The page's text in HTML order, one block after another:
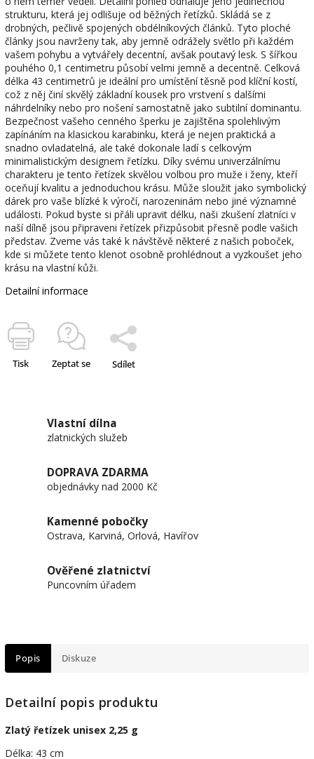
strukturu, která jej odlišuje od běžných řetízků. Skládá se z
drobných, pečlivě spojených obdélníkových článků. Tyto ploché
články jsou navrženy tak, aby jemně odrážely světlo při každém
vašem pohybu a vytvářely decentní, avšak poutavý lesk. S šířkou
pouhého 0,1 centimetru působí velmi jemně a decentně. Celková
délka 43 centimetrů je ideální pro umístění těsně pod klíční kostí,
což z něj činí skvělý základní kousek pro vrstvení s dalšími
náhrdelníky nebo pro nošení samostatně jako subtilní dominantu.
Bezpečnost vašeho cenného šperku je zajištěna spolehlivým
zapínáním na klasickou karabinku, která je nejen praktická a
snadno ovladatelná, ale také dokonale ladí s celkovým
minimalistickým designem řetízku. Díky svému univerzálnímu
charakteru je tento řetízek skvělou volbou pro muže i ženy, kteří
oceňují kvalitu a jednoduchou krásu. Může sloužit jako symbolický
dárek pro vaše blízké k výročí, narozeninám nebo jiné významné
události. Pokud byste si přáli upravit délku, naši zkušení zlatníci v
naší dílně jsou připraveni řetízek přizpůsobit přesně podle vašich
představ. Zveme vás také k návštěvě některé z našich poboček,
kde si můžete tento klenot osobně prohlédnout a vyzkoušet jeho
krásu na vlastní kůži.
Detailní informace
Tisk Zeptat se Sdílet
Vlastní dílna
zlatnických služeb
DOPRAVA ZDARMA
objednávky nad 2000 Kč
Kamenné pobočky
Ostrava, Karviná, Orlová, Havířov
Ověřené zlatnictví
Puncovním úřadem
Popis Diskuze
Detailní popis produktu
Zlatý řetízek unisex 2,25 g
Délka: 43 cm